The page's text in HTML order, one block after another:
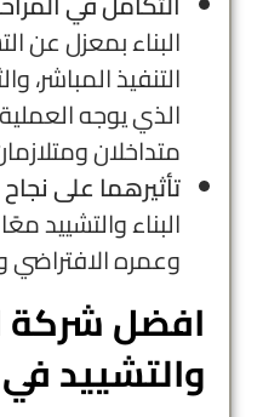
البناء بمعزل عن
التنفيذ المباشر،
الذي يوجه
متداخلان
تأثيرهما على
البناء والتشييد
وعمره الافتراضي
افضل شركة
والتشييد